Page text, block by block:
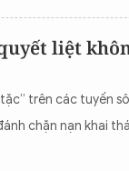
liệt
trên các tuyến
chặn nạn khai